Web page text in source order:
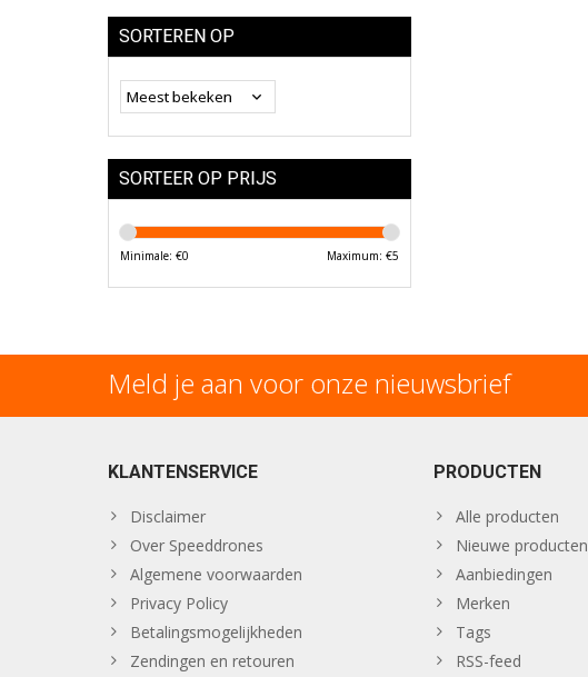
SORTEREN OP
SORTEER OP PRIJS
Minimale: €0 Maximum: €5
Meld je aan voor onze nieuwsbrief
KLANTENSERVICE
Disclaimer
Over Speeddrones
Algemene voorwaarden
Privacy Policy
Betalingsmogelijkheden
Zendingen en retouren
PRODUCTEN
Alle producten
Nieuwe producten
Aanbiedingen
Merken
Tags
RSS-feed